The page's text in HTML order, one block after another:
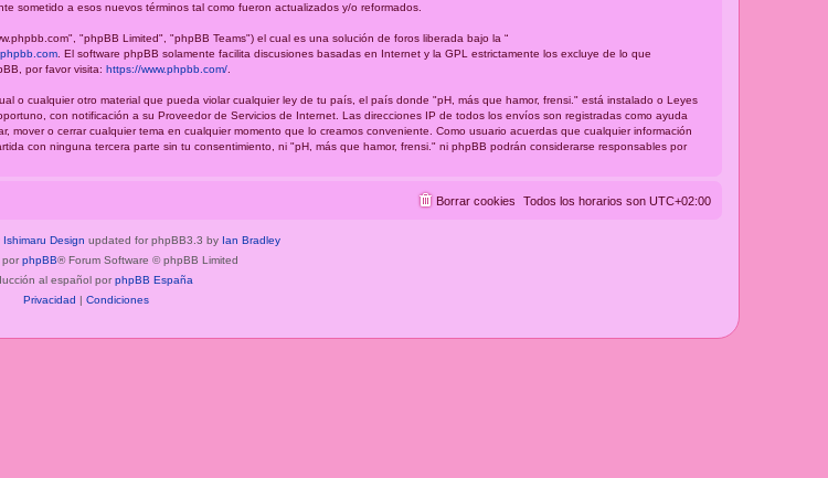
sometido a esos nuevos términos tal como fueron actualizados y/o reformados.
"phpBB Limited", "phpBB Teams") el cual es una solución de foros liberada bajo la “
. El software phpBB solamente facilita discusiones basadas en Internet y la GPL estrictamente los excluye de lo que
por favor visita: https://www.phpbb.com/
o cualquier otro material que pueda violar cualquier ley de tu país, el país donde "pH, más que hamor, frensi." está instalado o Leyes
con notificación a su Proveedor de Servicios de Internet. Las direcciones IP de todos los envíos son registradas como ayuda
o cerrar cualquier tema en cualquier momento que lo creamos conveniente. Como usuario acuerdas que cualquier información
con ninguna tercera parte sin tu consentimiento, ni "pH, más que hamor, frensi." ni phpBB podrán considerarse responsables por
Todos los horarios son UTC+02:00
Borrar cookies
Ishimaru Design updated for phpBB3.3 by Ian Bradley
por phpBB® Forum Software © phpBB Limited
al español por phpBB España
Privacidad | Condiciones